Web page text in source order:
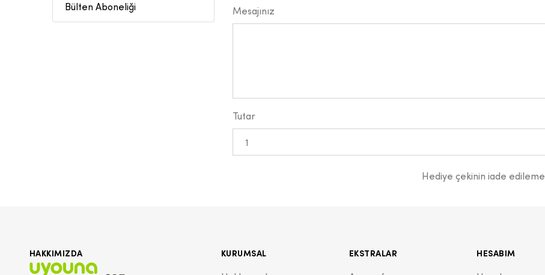
Bülten Aboneliği Mesajınız
Tutar
Hediye çekinin iade
HAKKIMIZDA KURUMSAL EKSTRALAR HESABIM